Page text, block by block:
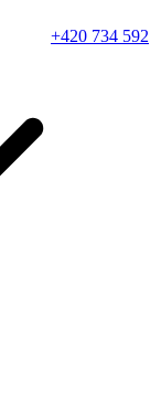
+420 734 592